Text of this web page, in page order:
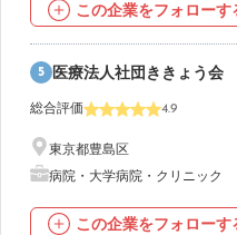
この企業をフォローす
5 医療法人社団ききょう会
総合評価 4.9
東京都豊島区
病院・大学病院・クリニック
この企業をフォローす